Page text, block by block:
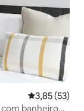
3,85 de uma
3,85 (53)
banheiro